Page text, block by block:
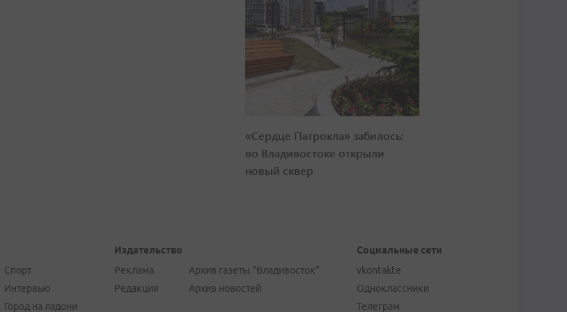
«Сердце Патрокла» забилось:
во Владивостоке открыли
новый сквер
Спорт
Интервью
Город на ладони
Издательство
Реклама
Редакция
Архив газеты "Владивосток"
Архив новостей
Социальные сети
vkontakte
Одноклассники
Телеграм